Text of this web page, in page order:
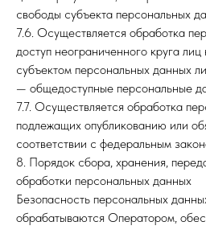
свободы субъекта персональных
7.6. Осуществляется обработка
доступ неограниченного круга
субъектом персональных данных
— общедоступные персональные
7.7. Осуществляется обработка
подлежащих опубликованию или
соответствии с федеральным
8. Порядок сбора, хранения,
обработки персональных данных
Безопасность персональных
обрабатываются Оператором,